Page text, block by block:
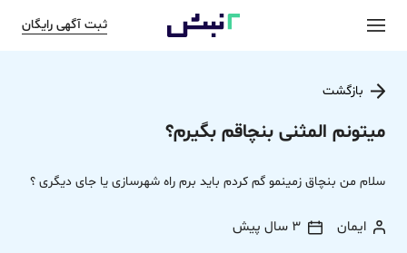
ثبت آگهی رایگان
بازگشت
میتونم المثنی بنچاقم بگیرم؟
سلام من بنچاق زمینمو گم کردم باید برم راه شهرسازی یا جای دیگری ؟
ایمان 3 سال پیش